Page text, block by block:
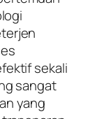
sekali
sangat
yang